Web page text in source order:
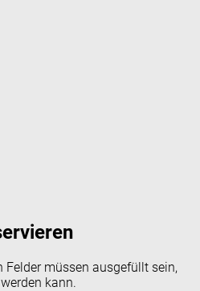
Felder müssen ausgefüllt sein,
kann.